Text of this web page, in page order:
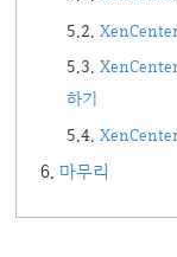
하기
마무리